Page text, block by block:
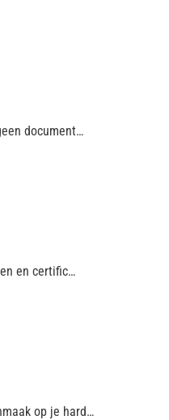
document…
en certific…
op je hard…